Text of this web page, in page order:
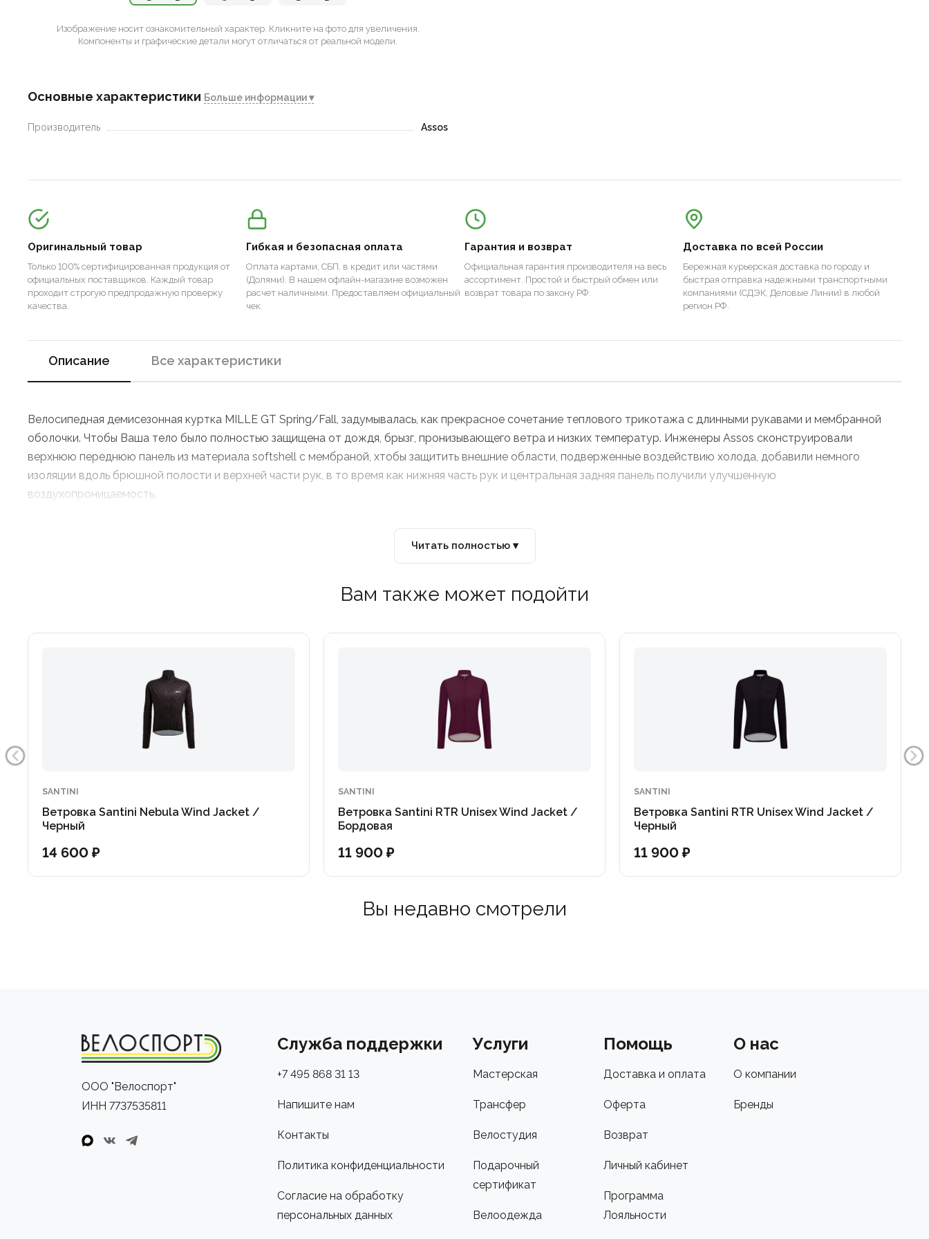
Изображение носит ознакомительный характер. Кликните на фото для увеличения.
Компоненты и графические детали могут отличаться от реальной модели.
Основные характеристики Больше информации ▾
Производитель Assos
Оригинальный товар
Только 100% сертифицированная продукция от
официальных поставщиков. Каждый товар
проходит строгую предпродажную проверку
качества.
Гибкая и безопасная оплата
Оплата картами, СБП, в кредит или частями
(Долями). В нашем офлайн-магазине возможен
расчет наличными. Предоставляем официальный
чек.
Гарантия и возврат
Официальная гарантия производителя на весь
ассортимент. Простой и быстрый обмен или
возврат товара по закону РФ.
Доставка по всей России
Бережная курьерская доставка по городу и
быстрая отправка надежными транспортными
компаниями (СДЭК, Деловые Линии) в любой
регион РФ.
Описание Все характеристики
Велосипедная демисезонная куртка MILLE GT Spring/Fall, задумывалась, как прекрасное сочетание теплового трикотажа с длинными рукавами и мембранной
оболочки. Чтобы Ваша тело было полностью защищена от дождя, брызг, пронизывающего ветра и низких температур. Инженеры Assos сконструировали
верхнюю переднюю панель из материала softshell с мембраной, xтобы защитить внешние области, подверженные воздействию холода, добавили немного
изоляции вдоль брюшной полости и верхней части рук, в то время как нижняя часть рук и центральная задняя панель получили улучшенную
воздухопроницаемость.
Читать полностью ▾
Вам также может подойти
SANTINI
Ветровка Santini Nebula Wind Jacket /
Черный
14 600 ₽
SANTINI
Ветровка Santini RTR Unisex Wind Jacket /
Бордовая
11 900 ₽
SANTINI
Ветровка Santini RTR Unisex Wind Jacket /
Черный
11 900 ₽
Вы недавно смотрели
ООО "Велоспорт"
ИНН 7737535811
Служба поддержки
+7 495 868 31 13
Напишите нам
Контакты
Политика конфиденциальности
Согласие на обработку
персональных данных
Услуги
Мастерская
Трансфер
Велостудия
Подарочный
сертификат
Велоодежда
Помощь
Доставка и оплата
Оферта
Возврат
Личный кабинет
Программа
Лояльности
О нас
О компании
Бренды